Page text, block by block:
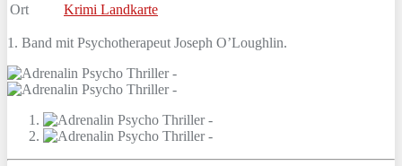
Ort
Krimi Landkarte
1. Band mit Psychotherapeut Joseph O’Loughlin.